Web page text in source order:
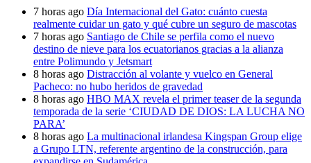
7 horas ago Día Internacional del Gato: cuánto cuesta
realmente cuidar un gato y qué cubre un seguro de mascotas
7 horas ago Santiago de Chile se perfila como el nuevo
destino de nieve para los ecuatorianos gracias a la alianza
entre Polimundo y Jetsmart
8 horas ago Distracción al volante y vuelco en General
Pacheco: no hubo heridos de gravedad
8 horas ago HBO MAX revela el primer teaser de la segunda
temporada de la serie ‘CIUDAD DE DIOS: LA LUCHA NO
PARA’
8 horas ago La multinacional irlandesa Kingspan Group elige
a Grupo LTN, referente argentino de la construcción, para